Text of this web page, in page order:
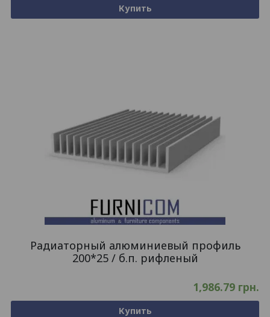
Купить
Радиаторный алюминиевый профиль
200*25 / б.п. рифленый
1,986.79 грн.
Купить